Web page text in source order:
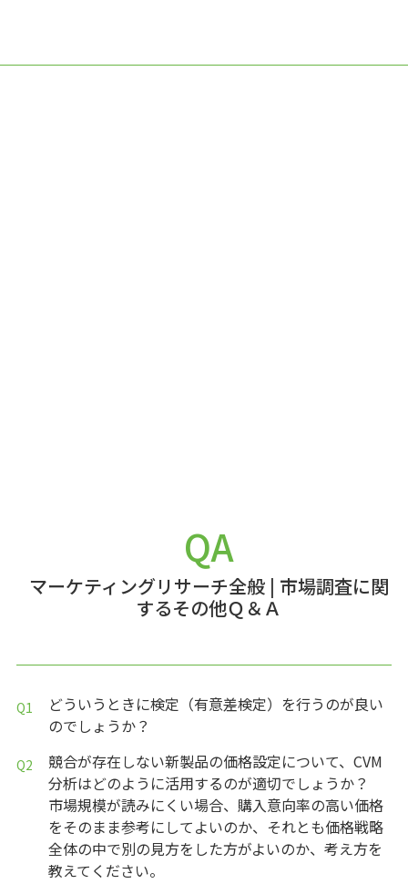
QA
マーケティングリサーチ全般| 市場調査に関
するその他Ｑ＆Ａ
どういうときに検定（有意差検定）を行うのが良い
のでしょうか？
競合が存在しない新製品の価格設定について、CVM
分析はどのように活用するのが適切でしょうか？
市場規模が読みにくい場合、購入意向率の高い価格
をそのまま参考にしてよいのか、それとも価格戦略
全体の中で別の見方をした方がよいのか、考え方を
教えてください。